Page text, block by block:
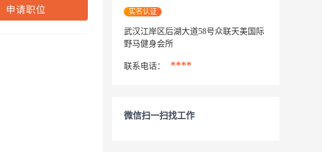
申请职位 实名认证
武汉江岸区后湖大道58号众联天美国际
野马健身会所
联系电话： ****
微信扫一扫找工作